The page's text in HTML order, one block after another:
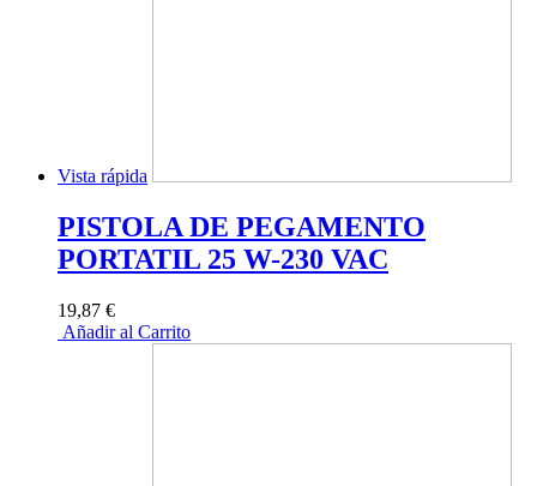
Vista rápida
PISTOLA DE PEGAMENTO
PORTATIL 25 W-230 VAC
19,87 €
Añadir al Carrito